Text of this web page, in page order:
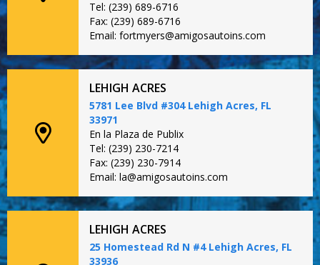
Tel: (239) 689-6716
Fax: (239) 689-6716
Email: fortmyers@amigosautoins.com
LEHIGH ACRES
5781 Lee Blvd #304 Lehigh Acres, FL
33971
En la Plaza de Publix
Tel: (239) 230-7214
Fax: (239) 230-7914
Email: la@amigosautoins.com
LEHIGH ACRES
25 Homestead Rd N #4 Lehigh Acres, FL
33936